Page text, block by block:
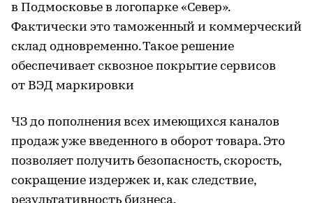
в Подмосковье в логопарке «Север».
Фактически это таможенный и коммерческий
склад одновременно. Такое решение
обеспечивает сквозное покрытие сервисов
от ВЭД маркировки
ЧЗ до пополнения всех имеющихся каналов
продаж уже введенного в оборот товара. Это
позволяет получить безопасность, скорость,
сокращение издержек и, как следствие,